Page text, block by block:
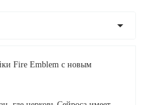
Fire Emblem с новым